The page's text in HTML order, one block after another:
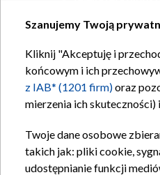
Szanujemy Twoją
Kliknij "Akceptuję i
końcowym i ich
z IAB* (1201 firm)oraz
mierzenia ich
Twoje dane osobowe
takich jak: pliki cookie,
udostępnianie funkcji